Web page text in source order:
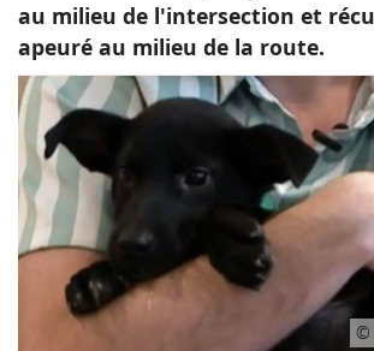
au milieu de l'intersection et
apeuré au milieu de la route.
©